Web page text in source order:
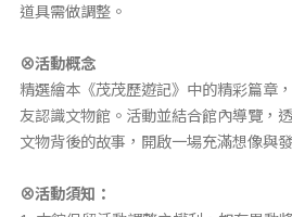
道具需做調整。
⊗活動概念
精選繪本《茂茂歷遊記》中的精彩篇章
友認識文物館。活動並結合館內導覽，
文物背後的故事，開啟一場充滿想像與
⊗活動須知：